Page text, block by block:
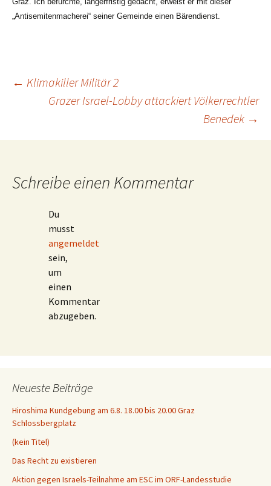
„Antisemitenmacherei“ seiner Gemeinde einen Bärendienst.
Beitragsnavigation
← Klimakiller Militär 2
Grazer Israel-Lobby attackiert Völkerrechtler
Benedek →
Schreibe einen Kommentar
Du
musst
angemeldet
sein,
um
einen
Kommentar
abzugeben.
Neueste Beiträge
Hiroshima Kundgebung am 6.8. 18.00 bis 20.00 Graz
Schlossbergplatz
(kein Titel)
Das Recht zu existieren
Aktion gegen Israels-Teilnahme am ESC im ORF-Landesstudie